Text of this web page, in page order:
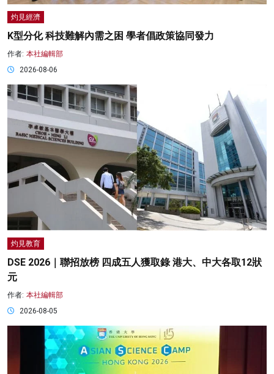
灼見經濟
K型分化 科技難解內需之困 學者倡政策協同發力
作者: 本社編輯部
2026-08-06
灼見教育
DSE 2026｜聯招放榜 四成五人獲取錄 港大、中大各取12狀
元
作者: 本社編輯部
2026-08-05